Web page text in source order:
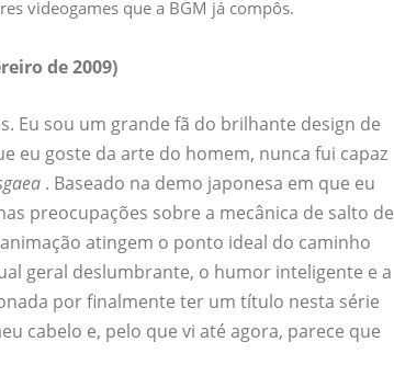
videogames que a BGM já compôs.
de 2009)
Eu sou um grande fã do brilhante design de
eu goste da arte do homem, nunca fui capaz
. Baseado na demo japonesa em que eu
preocupações sobre a mecânica de salto de
atingem o ponto ideal do caminho
geral deslumbrante, o humor inteligente e a
por finalmente ter um título nesta série
cabelo e, pelo que vi até agora, parece que